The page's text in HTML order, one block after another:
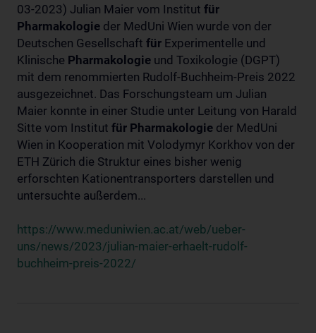
03-2023) Julian Maier vom Institut für
Pharmakologie der MedUni Wien wurde von der
Deutschen Gesellschaft für Experimentelle und
Klinische Pharmakologie und Toxikologie (DGPT)
mit dem renommierten Rudolf-Buchheim-Preis 2022
ausgezeichnet. Das Forschungsteam um Julian
Maier konnte in einer Studie unter Leitung von Harald
Sitte vom Institut für Pharmakologie der MedUni
Wien in Kooperation mit Volodymyr Korkhov von der
ETH Zürich die Struktur eines bisher wenig
erforschten Kationentransporters darstellen und
untersuchte außerdem...
https://www.meduniwien.ac.at/web/ueber-
uns/news/2023/julian-maier-erhaelt-rudolf-
buchheim-preis-2022/